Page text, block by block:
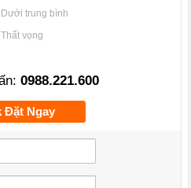
Dưới trung bình
Thất vọng
0988.221.600
Đặt Ngay